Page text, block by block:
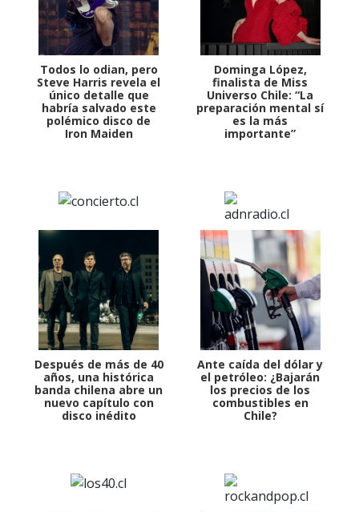
Todos lo odian, pero
Steve Harris revela el
único detalle que
habría salvado este
polémico disco de
Iron Maiden
Dominga López,
finalista de Miss
Universo Chile: “La
preparación mental sí
es la más
importante”
Después de más de 40
años, una histórica
banda chilena abre un
nuevo capítulo con
disco inédito
Ante caída del dólar y
el petróleo: ¿Bajarán
los precios de los
combustibles en
Chile?